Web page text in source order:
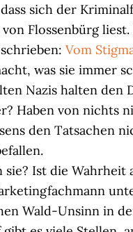
sich der
Flossenbürg
Vom
was sie immer
Nazis halten
Haben von nichts
den Tatsachen
sie? Ist die Wahrheit
Wald-Unsinn in